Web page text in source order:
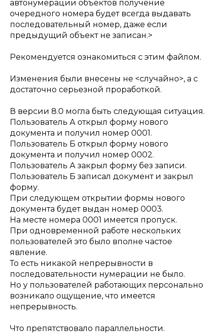
автонумерации объектов получение
очередного номера будет всегда выдавать
последовательный номер, даже если
предыдущий объект не записан.>
Рекомендуется ознакомиться с этим файлом.
Изменения были внесены не <случайно>, а с
достаточно серьезной проработкой.
В версии 8.0 могла быть следующая ситуация.
Пользователь А открыл форму нового
документа и получил номер 0001.
Пользователь Б открыл форму нового
документа и получил номер 0002.
Пользователь А закрыл форму без записи.
Пользователь Б записал документ и закрыл
форму.
При следующем открытии формы нового
документа будет выдан номер 0003.
На месте номера 0001 имеется пропуск.
При одновременной работе нескольких
пользователей это было вполне частое
явление.
То есть никакой непрерывности в
последовательности нумерации не было.
Но у пользователей работающих персонально
возникало ощущение, что имеется
непрерывность.
Что препятствовало параллельности.